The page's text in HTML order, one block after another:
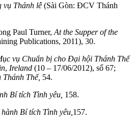
vụ Thánh lễ(Sài Gòn: ĐCV Thánh
Paul Turner, At the Supper of the
Publications, 2011), 30.
vụ Chuẩn bị cho Đại hội Thánh Thể
, Ireland (10 – 17/06/2012), số 67;
Thánh Thể, 54.
Bí tích Tình yêu, 158.
Bí tích Tình yêu, 157.